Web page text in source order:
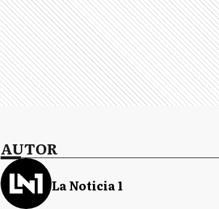
AUTOR
La Noticia 1